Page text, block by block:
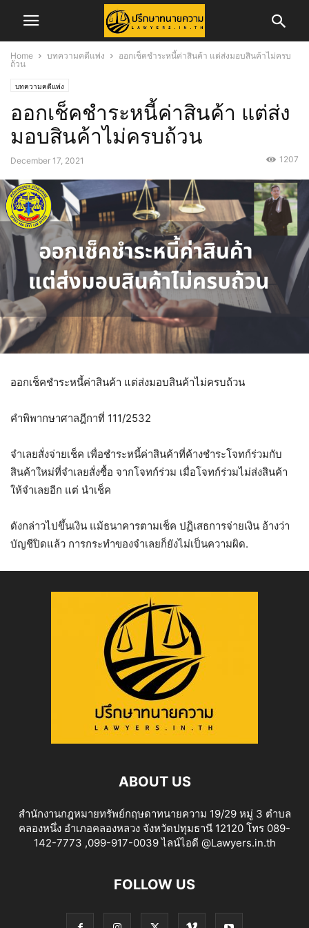
Home บทความคดีแพ่ง
ออกเช็คชำระหนี้ค่าสินค้า แต่ส่งมอบสินค้าไม่ครบ
ถ้วน
บทความคดีแพ่ง
ออกเช็คชำระหนี้ค่าสินค้า แต่ส่ง
มอบสินค้าไม่ครบถ้วน
December 17, 2021 1207
ออกเช็คชำระหนี้ค่าสินค้า แต่ส่งมอบสินค้าไม่ครบถ้วน
คำพิพากษาศาลฎีกาที่ 111/2532
จำเลยสั่งจ่ายเช็ค เพื่อชำระหนี้ค่าสินค้าที่ค้างชำระโจทก์ร่วมกับ
สินค้าใหม่ที่จำเลยสั่งซื้อ จากโจทก์ร่วม เมื่อโจทก์ร่วมไม่ส่งสินค้า
ให้จำเลยอีก แต่ นำเช็ค
ดังกล่าวไปขึ้นเงิน แม้ธนาคารตามเช็ค ปฏิเสธการจ่ายเงิน อ้างว่า
บัญชีปิดแล้ว การกระทำของจำเลยก็ยังไม่เป็นความผิด.
ABOUT US
สำนักงานกฎหมายทรัพย์กฤษดาทนายความ 19/29 หมู่ 3 ตำบล
คลองหนึ่ง อำเภอคลองหลวง จังหวัดปทุมธานี 12120 โทร 089-
142-7773 ,099-917-0039 ไลน์ไอดี @Lawyers.in.th
FOLLOW US